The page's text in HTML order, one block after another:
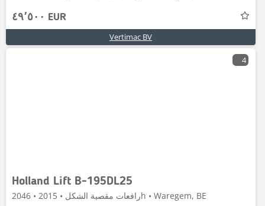
٤٩٬٥٠٠ EUR
Vertimac BV
4
Holland Lift B-195DL25
رافعات مقصية الشكل • 2015 • 2046h • Waregem, BE